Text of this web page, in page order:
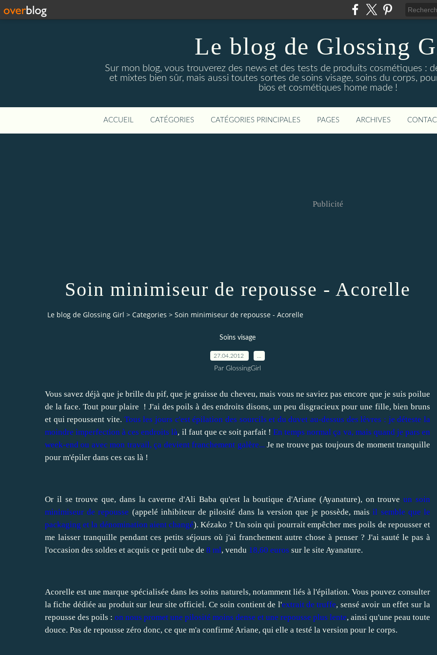
Le blog de Glossing
Sur mon blog, vous trouverez des news et des tests de produits cosmétiques :
et mixtes bien sûr, mais aussi toutes sortes de soins visage, soins du corps,
bios et cosmétiques home made !
ACCUEIL CATÉGORIES CATÉGORIES PRINCIPALES PAGES ARCHIVES
Publicité
Soin minimiseur de repousse - Acorelle
Le blog de Glossing Girl > Categories > Soin minimiseur de repousse - Acorelle
Soins visage
27.04.2012
Par GlossingGirl
Vous savez déjà que je brille du pif, que je graisse du cheveu, mais vous ne saviez pas encore que je suis poilue
de la face. Tout pour plaire ! J'ai des poils à des endroits disons, un peu disgracieux pour une fille, bien bruns
et qui repoussent vite. Tous les jours c'est épilation des sourcils et du duvet au-dessus des lèvres : je déteste la
moindre imperfection à ces endroits là, il faut que ce soit parfait !En temps normal ça va, mais quand je pars en
week-end ou avec mon travail, ça devient franchement galère... Je ne trouve pas toujours de moment tranquille
pour m'épiler dans ces cas là !
Or il se trouve que, dans la caverne d'Ali Baba qu'est la boutique d'Ariane (Ayanature), on trouveun soin
minimiseur de repousse (appelé inhibiteur de pilosité dans la version que je possède, maisil semble que le
packaging et la dénomination aient changé). Kézako ? Un soin qui pourrait empêcher mes poils de repousser et
me laisser tranquille pendant ces petits séjours où j'ai franchement autre chose à penser ? J'ai sauté le pas à
l'occasion des soldes et acquis ce petit tube de 8 ml, vendu 18,60 euros sur le site Ayanature.
Acorelle est une marque spécialisée dans les soins naturels, notamment liés à l'épilation. Vous pouvez consulter
la fiche dédiée au produitsur leur site officiel. Ce soin contient de l'extrait de truffe, sensé avoir un effet sur la
repousse des poils : on nous promet une pilosité moins dense et une repousse plus lente, ainsi qu'une peau toute
douce. Pas de repousse zéro donc, ce que m'a confirmé Ariane, qui elle a testé la version pour le corps.